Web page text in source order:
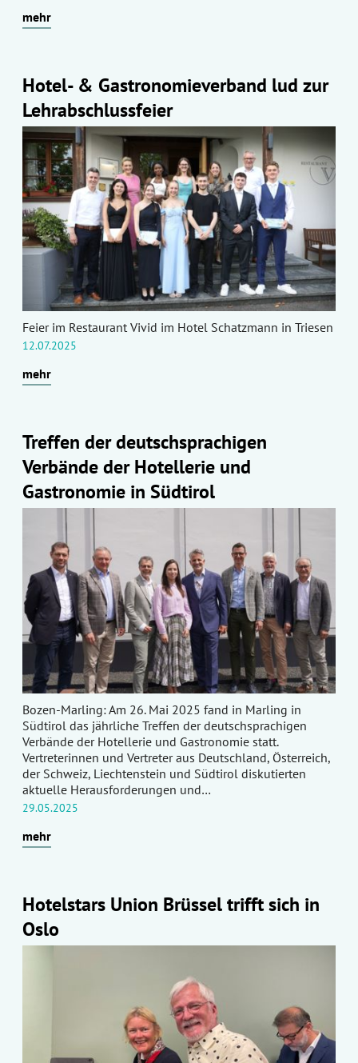
mehr
Hotel- & Gastronomieverband lud zur
Lehrabschlussfeier
Feier im Restaurant Vivid im Hotel Schatzmann in Triesen
12.07.2025
mehr
Treffen der deutschsprachigen
Verbände der Hotellerie und
Gastronomie in Südtirol
Bozen-Marling: Am 26. Mai 2025 fand in Marling in
Südtirol das jährliche Treffen der deutschsprachigen
Verbände der Hotellerie und Gastronomie statt.
Vertreterinnen und Vertreter aus Deutschland, Österreich,
der Schweiz, Liechtenstein und Südtirol diskutierten
aktuelle Herausforderungen und…
29.05.2025
mehr
Hotelstars Union Brüssel trifft sich in
Oslo